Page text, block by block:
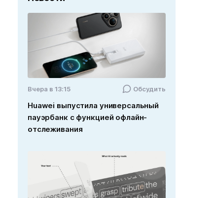
Вчера в 13:15 Обсудить
Huawei выпустила универсальный
пауэрбанк с функцией офлайн-
отслеживания